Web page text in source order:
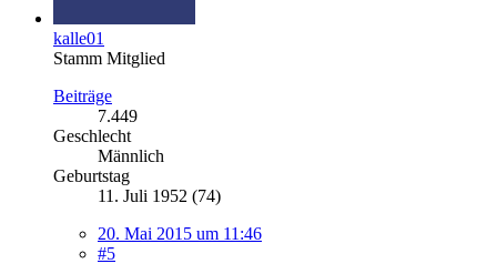
kalle01
Stamm Mitglied
Beiträge
7.449
Geschlecht
Männlich
Geburtstag
11. Juli 1952 (74)
20. Mai 2015 um 11:46
#5